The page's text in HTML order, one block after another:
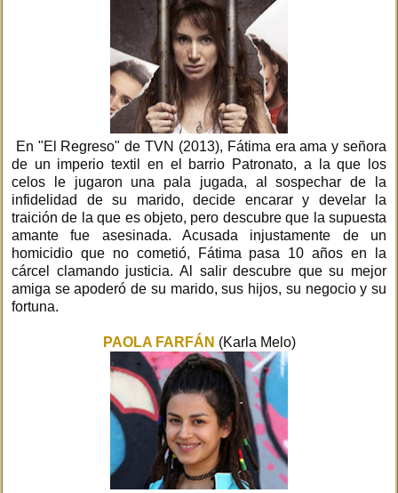
En "El Regreso" de TVN (2013), Fátima era ama y señora
de un imperio textil en el barrio Patronato, a la que los
celos le jugaron una pala jugada, al sospechar de la
infidelidad de su marido, decide encarar y develar la
traición de la que es objeto, pero descubre que la supuesta
amante fue asesinada. Acusada injustamente de un
homicidio que no cometió, Fátima pasa 10 años en la
cárcel clamando justicia. Al salir descubre que su mejor
amiga se apoderó de su marido, sus hijos, su negocio y su
fortuna.
PAOLA FARFÁN (Karla Melo)